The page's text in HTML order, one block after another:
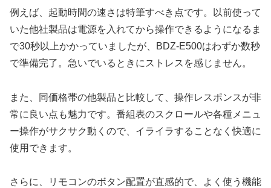
例えば、起動時間の速さは特筆すべき点です。以前使って
いた他社製品は電源を入れてから操作できるようになるま
で30秒以上かかっていましたが、BDZ-E500はわずか数秒
で準備完了。急いでいるときにストレスを感じません。
また、同価格帯の他製品と比較して、操作レスポンスが非
常に良い点も魅力です。番組表のスクロールや各種メニュ
ー操作がサクサク動くので、イライラすることなく快適に
使用できます。
さらに、リモコンのボタン配置が直感的で、よく使う機能